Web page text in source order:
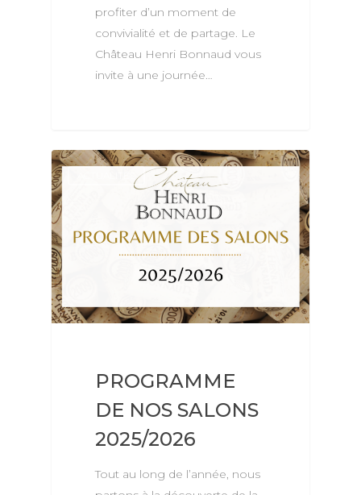
profiter d’un moment de
convivialité et de partage. Le
Château Henri Bonnaud vous
invite à une journée…
PROGRAMME
DE NOS SALONS
2025/2026
Tout au long de l’année, nous